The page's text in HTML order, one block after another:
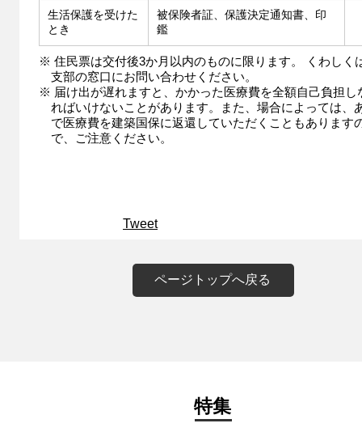
生活保護を受けた
とき
被保険者証、保護決定通知書、印
鑑
※ 住民票は交付後3か月以内のものに限ります。 くわしく
支部の窓口にお問い合わせください。
※ 届け出が遅れますと、かかった医療費を全額自己負担し
ればいけないことがあります。また、場合によっては、
で医療費を建築国保に返還していただくこともあります
で、ご注意ください。
Tweet
ページトップへ戻る
特集